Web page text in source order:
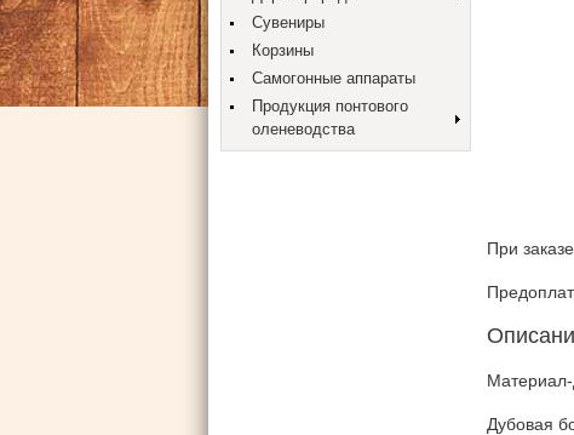
Сувениры
Корзины
Самогонные аппараты
Продукция понтового
оленеводства
При
Материал-
Дубовая